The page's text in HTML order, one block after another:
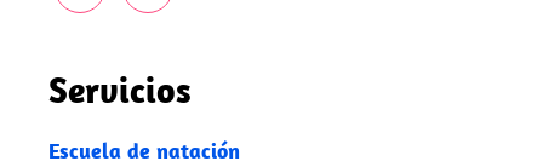
Servicios
Escuela de natación